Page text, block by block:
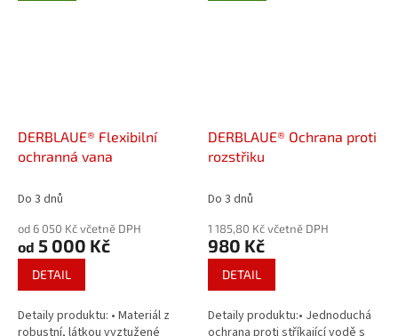
DERBLAUE® Flexibilní
ochranná vana
Do 3 dnů
od 6 050 Kč včetně DPH
od 5 000 Kč
DETAIL
Detaily produktu: • Materiál z
DERBLAUE® Ochrana proti
rozstřiku
Do 3 dnů
1 185,80 Kč včetně DPH
980 Kč
DETAIL
Detaily produktu:• Jednoduchá